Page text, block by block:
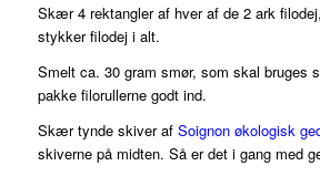
Skær 4 rektangler af hver af de 2 ark
stykker filodej i alt.
Smelt ca. 30 gram smør, som skal bruges
pakke filorullerne godt ind.
Skær tynde skiver af Soignon økologisk
skiverne på midten. Så er det i gang med